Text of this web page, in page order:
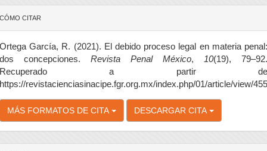
CÓMO CITAR
Ortega García, R. (2021). El debido proceso legal en materia penal:
dos concepciones. Revista Penal México, 10(19), 79–92.
Recuperado a partir de
https://revistacienciasinacipe.fgr.org.mx/index.php/01/article/view/455
MÁS FORMATOS DE CITA DESCARGAR CITA